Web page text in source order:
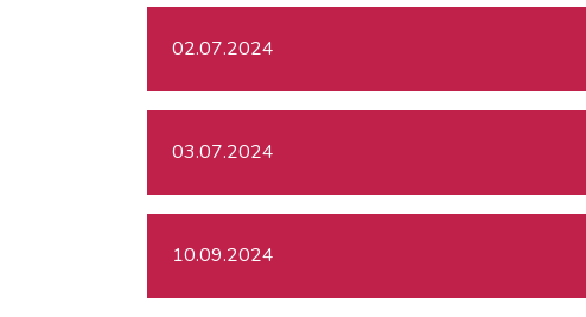
02.07.2024
03.07.2024
10.09.2024